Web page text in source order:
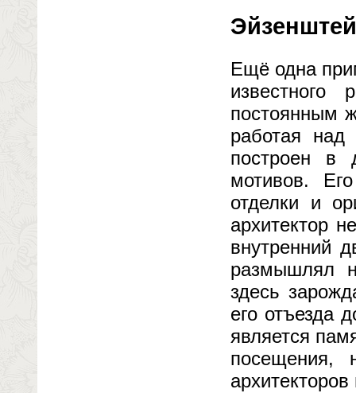
Ещё одна
постоянным
работая
построен в
мотивов.
отделки и
архитектор
внутренний
размышлял
здесь
его отъезда
является
посещения,